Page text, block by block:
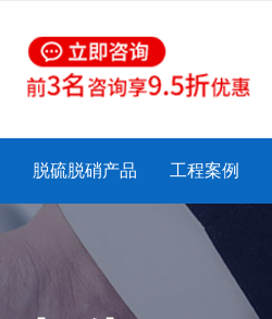
脱硫脱硝产品 工程案例